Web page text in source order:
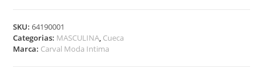
s
.
SKU:64190001
Categorias: MASCULINA, Cueca
Marca: Carval Moda Intima